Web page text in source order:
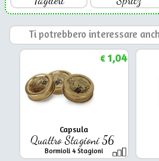
Ti potrebbero interessare
Capsula
Quattro Stagioni 56
Bormioli 4 Stagioni
€1,04